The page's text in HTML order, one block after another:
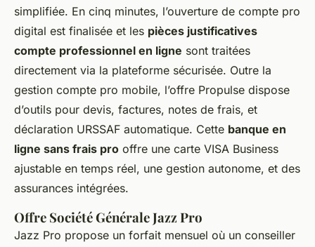
simplifiée. En cinq minutes, l’ouverture de compte pro
digital est finalisée et les pièces justificatives
compte professionnel en ligne sont traitées
directement via la plateforme sécurisée. Outre la
gestion compte pro mobile, l’offre Propulse dispose
d’outils pour devis, factures, notes de frais, et
déclaration URSSAF automatique. Cette banque en
ligne sans frais pro offre une carte VISA Business
ajustable en temps réel, une gestion autonome, et des
assurances intégrées.
Offre Société Générale Jazz Pro
Jazz Pro propose un forfait mensuel où un conseiller